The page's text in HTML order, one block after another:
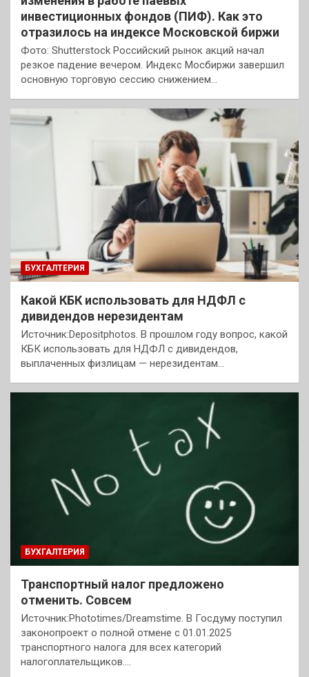
инвестиционных фондов (ПИФ). Как это
отразилось на индексе Московской биржи
Фото: Shutterstock Российский рынок акций начал
резкое падение вечером. Индекс Мосбиржи завершил
основную торговую сессию снижением…
БУХГАЛТЕРИЯ
Какой КБК использовать для НДФЛ с
дивидендов нерезидентам
Источник:Depositphotos. В прошлом году вопрос, какой
КБК использовать для НДФЛ с дивидендов,
выплаченных физлицам — нерезидентам…
БУХГАЛТЕРИЯ
Транспортный налог предложено
отменить. Совсем
Источник:Phototimes/Dreamstime. В Госдуму поступил
законопроект о полной отмене с 01.01.2025
транспортного налога для всех категорий
налогоплательщиков.…